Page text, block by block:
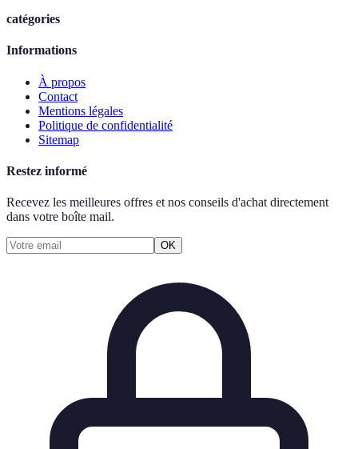
catégories
Informations
À propos
Contact
Mentions légales
Politique de confidentialité
Sitemap
Restez informé
Recevez les meilleures offres et nos conseils d'achat directement
dans votre boîte mail.
OK